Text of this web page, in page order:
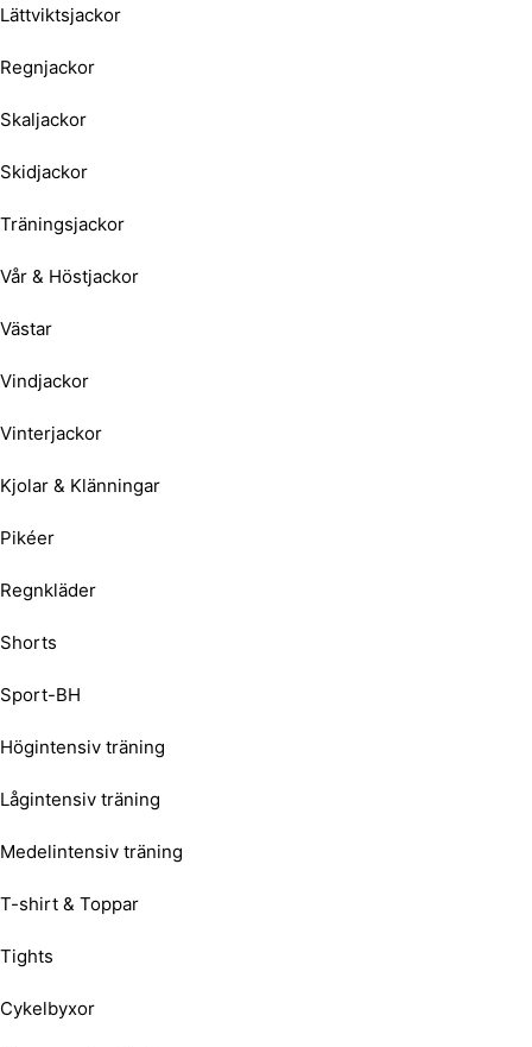
Lättviktsjackor
Regnjackor
Skaljackor
Skidjackor
Träningsjackor
Vår & Höstjackor
Västar
Vindjackor
Vinterjackor
Kjolar & Klänningar
Pikéer
Regnkläder
Shorts
Sport-BH
Högintensiv träning
Lågintensiv träning
Medelintensiv träning
T-shirt & Toppar
Tights
Cykelbyxor